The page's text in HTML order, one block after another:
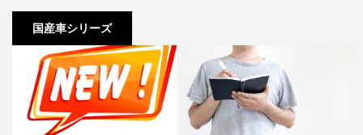
国産車シリーズ